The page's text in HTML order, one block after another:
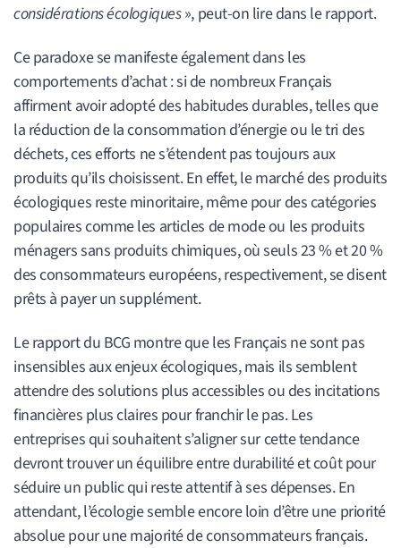
considérations écologiques», peut-on lire dans le rapport.
Ce paradoxe se manifeste également dans les
comportements d’achat : si de nombreux Français
affirment avoir adopté des habitudes durables, telles que
la réduction de la consommation d’énergie ou le tri des
déchets, ces efforts ne s’étendent pas toujours aux
produits qu’ils choisissent. En effet, le marché des produits
écologiques reste minoritaire, même pour des catégories
populaires comme les articles de mode ou les produits
ménagers sans produits chimiques, où seuls 23 % et 20 %
des consommateurs européens, respectivement, se disent
prêts à payer un supplément.
Le rapport du BCG montre que les Français ne sont pas
insensibles aux enjeux écologiques, mais ils semblent
attendre des solutions plus accessibles ou des incitations
financières plus claires pour franchir le pas. Les
entreprises qui souhaitent s’aligner sur cette tendance
devront trouver un équilibre entre durabilité et coût pour
séduire un public qui reste attentif à ses dépenses. En
attendant, l’écologie semble encore loin d’être une priorité
absolue pour une majorité de consommateurs français.